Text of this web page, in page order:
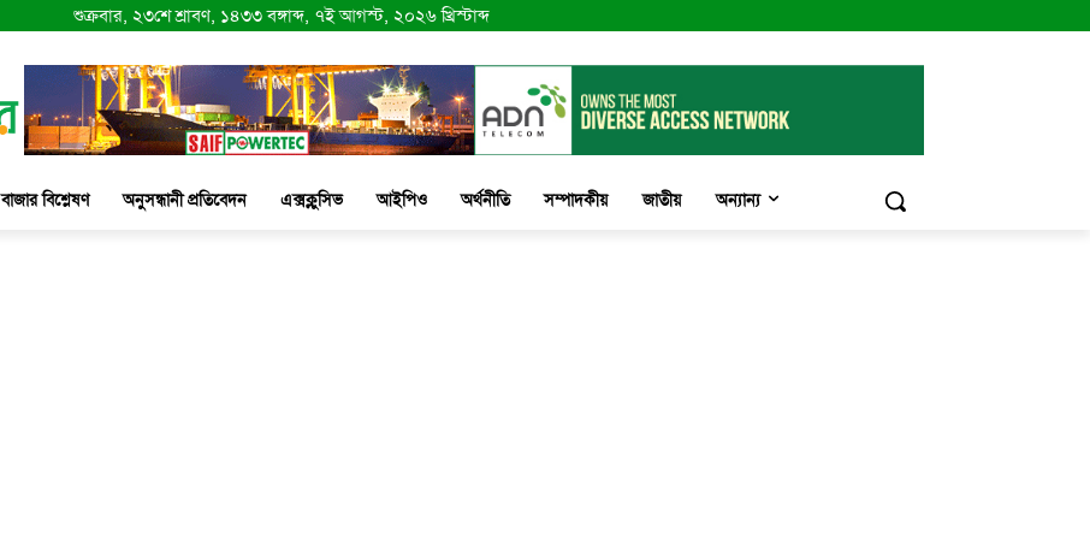
শুক্রবার, ২৩শে শ্রাবণ, ১৪৩৩ বঙ্গাব্দ, ৭ই আগস্ট, ২০২৬ খ্রিস্টাব্দ
বাজার বিশ্লেষণ অনুসন্ধানী প্রতিবেদন এক্সক্লুসিভ আইপিও অর্থনীতি সম্পাদকীয় জাতীয় অন্যান্য